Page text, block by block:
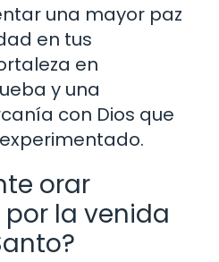
una mayor paz
en tus
en
y una
con Dios que
orar
la venida